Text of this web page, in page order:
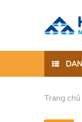
Trang chủ